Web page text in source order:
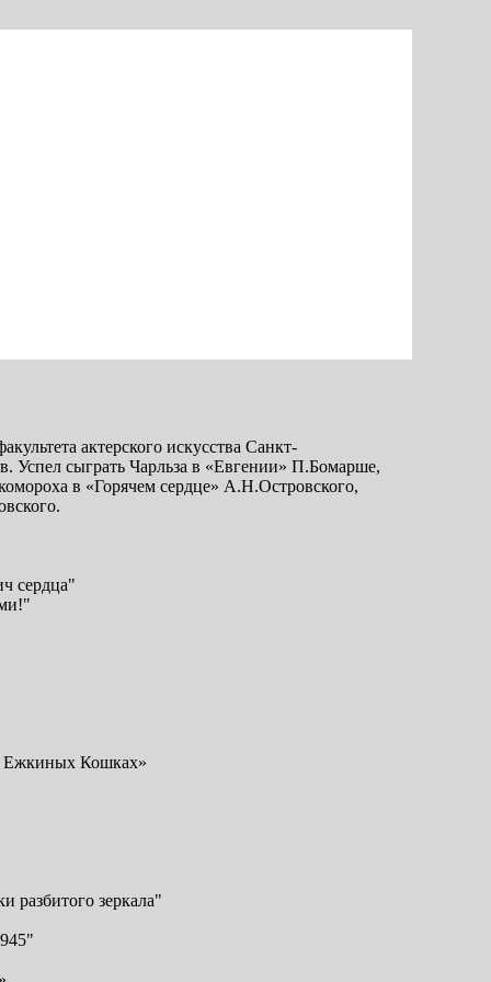
актерского искусства Санкт-
Успел сыграть Чарльза в «Евгении» П.Бомарше,
в «Горячем сердце» А.Н.Островского,
сердца"
Ежкиных Кошках»
зеркала"